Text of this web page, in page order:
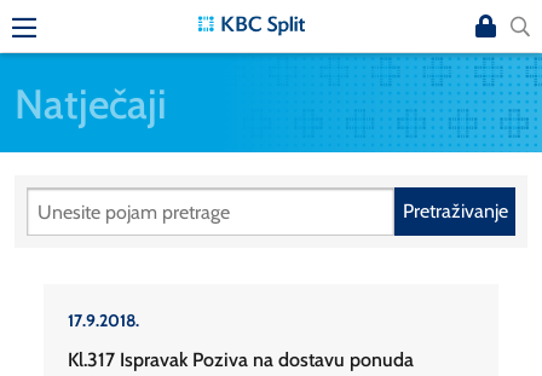
Natječaji
Pretraživanje
17.9.2018.
Kl.317 Ispravak Poziva na dostavu ponuda